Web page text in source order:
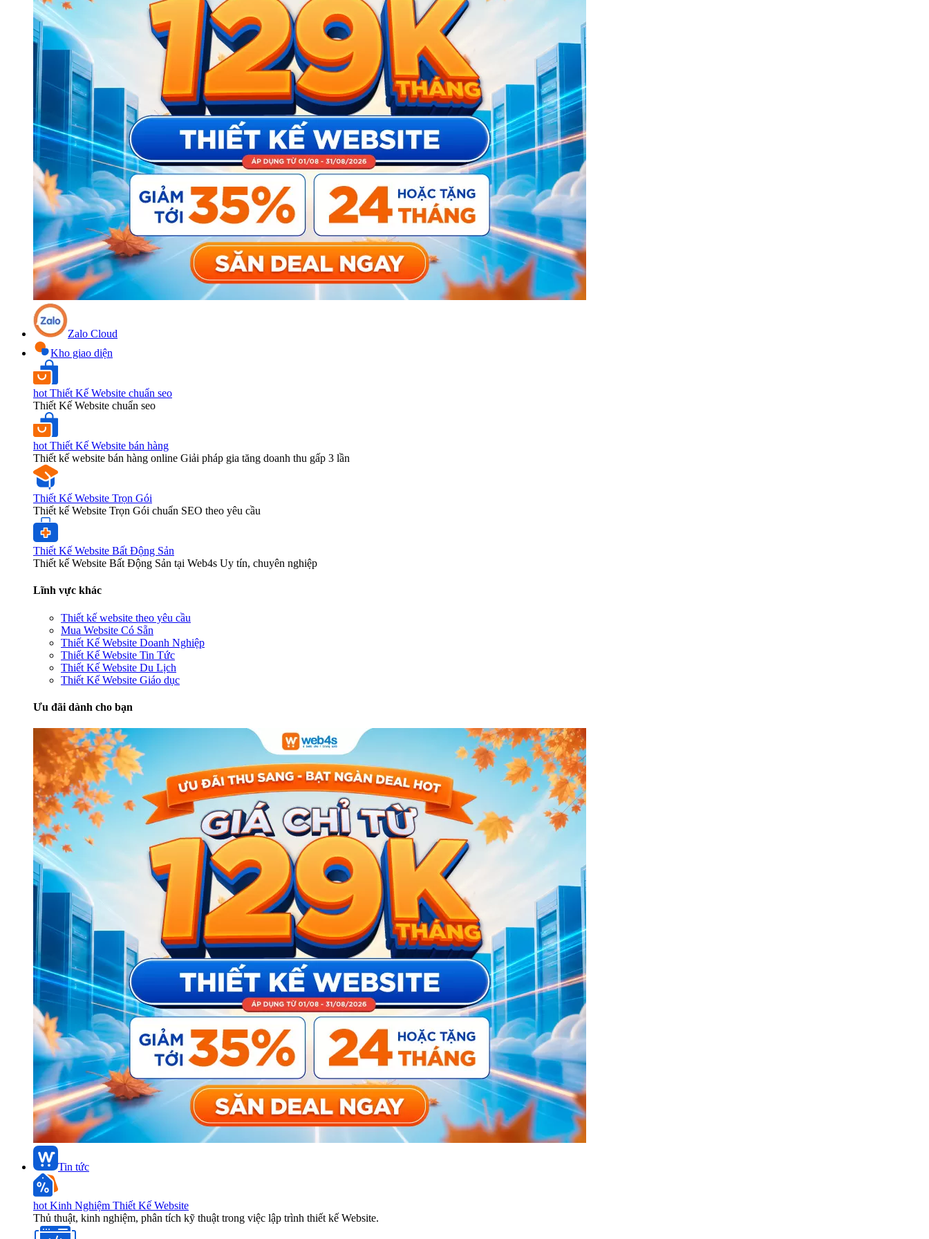
Zalo Cloud
Kho giao diện
hot Thiết Kế Website chuẩn seo
Thiết Kế Website chuẩn seo
hot Thiết Kế Website bán hàng
Thiết kế website bán hàng online Giải pháp gia tăng doanh thu gấp 3 lần
Thiết Kế Website Trọn Gói
Thiết kế Website Trọn Gói chuẩn SEO theo yêu cầu
Thiết Kế Website Bất Động Sản
Thiết kế Website Bất Động Sản tại Web4s Uy tín, chuyên nghiệp
Lĩnh vực khác
Thiết kế website theo yêu cầu
Mua Website Có Sẵn
Thiết Kế Website Doanh Nghiệp
Thiết Kế Website Tin Tức
Thiết Kế Website Du Lịch
Thiết Kế Website Giáo dục
Ưu đãi dành cho bạn
Tin tức
hot Kinh Nghiệm Thiết Kế Website
Thủ thuật, kinh nghiệm, phân tích kỹ thuật trong việc lập trình thiết kế Website.